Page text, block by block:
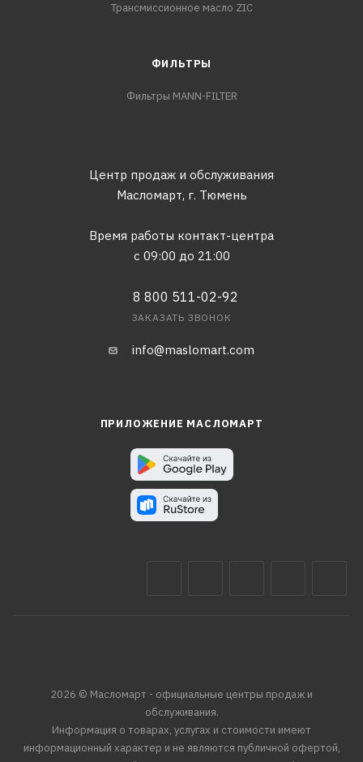
Трансмиссионное масло ZIC
ФИЛЬТРЫ
Фильтры MANN-FILTER
Центр продаж и обслуживания
Масломарт, г. Тюмень
Время работы контакт-центра
с 09:00 до 21:00
8 800 511-02-92
ЗАКАЗАТЬ ЗВОНОК
info@maslomart.com
ПРИЛОЖЕНИЕ МАСЛОМАРТ
2026 © Масломарт - официальные центры продаж и
обслуживания.
Информация о товарах, услугах и стоимости имеют
информационный характер и не являются публичной офертой,